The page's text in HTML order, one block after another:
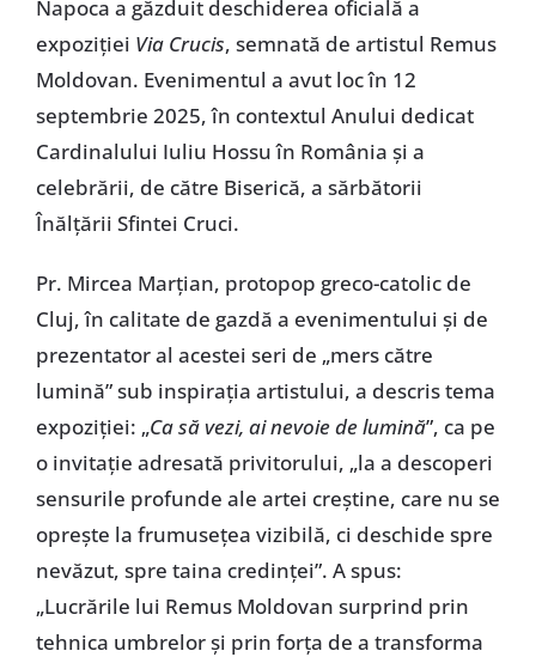
Napoca a găzduit deschiderea oficială a
expoziției Via Crucis, semnată de artistul Remus
Moldovan. Evenimentul a avut loc în 12
septembrie 2025, în contextul Anului dedicat
Cardinalului Iuliu Hossu în România și a
celebrării, de către Biserică, a sărbătorii
Înălțării Sfintei Cruci.
Pr. Mircea Marțian, protopop greco-catolic de
Cluj, în calitate de gazdă a evenimentului și de
prezentator al acestei seri de „mers către
lumină” sub inspirația artistului, a descris tema
expoziției: „Ca să vezi, ai nevoie de lumină”, ca pe
o invitație adresată privitorului, „la a descoperi
sensurile profunde ale artei creștine, care nu se
oprește la frumusețea vizibilă, ci deschide spre
nevăzut, spre taina credinței”. A spus:
„Lucrările lui Remus Moldovan surprind prin
tehnica umbrelor și prin forța de a transforma